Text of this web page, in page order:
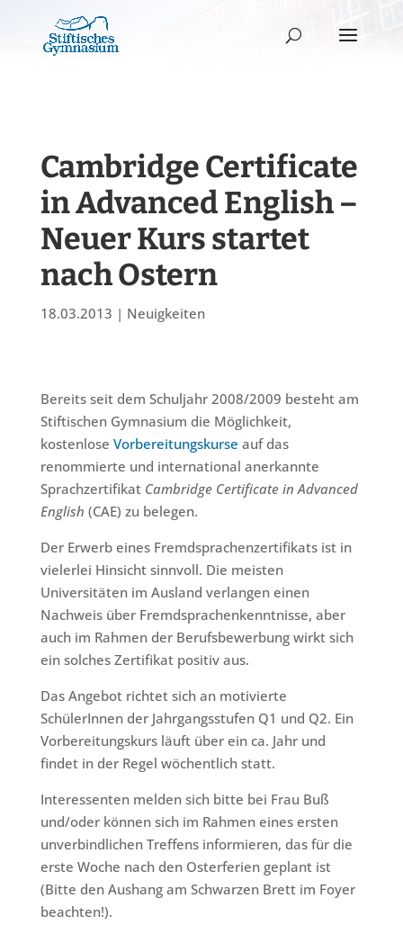
Cambridge Certificate
in Advanced English –
Neuer Kurs startet
nach Ostern
18.03.2013 | Neuigkeiten
Bereits seit dem Schuljahr 2008/2009 besteht am
Stiftischen Gymnasium die Möglichkeit,
kostenlose Vorbereitungskurse auf das
renommierte und international anerkannte
Sprachzertifikat Cambridge Certificate in Advanced
English (CAE) zu belegen.
Der Erwerb eines Fremdsprachenzertifikats ist in
vielerlei Hinsicht sinnvoll. Die meisten
Universitäten im Ausland verlangen einen
Nachweis über Fremdsprachenkenntnisse, aber
auch im Rahmen der Berufsbewerbung wirkt sich
ein solches Zertifikat positiv aus.
Das Angebot richtet sich an motivierte
SchülerInnen der Jahrgangsstufen Q1 und Q2. Ein
Vorbereitungskurs läuft über ein ca. Jahr und
findet in der Regel wöchentlich statt.
Interessenten melden sich bitte bei Frau Buß
und/oder können sich im Rahmen eines ersten
unverbindlichen Treffens informieren, das für die
erste Woche nach den Osterferien geplant ist
(Bitte den Aushang am Schwarzen Brett im Foyer
beachten!).